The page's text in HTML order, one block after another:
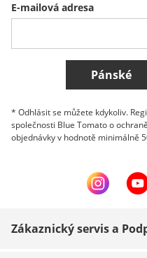
Belgique (Français)
E-mailová adresa
Pánské
* Odhlásit se můžete kdykoliv.
společnosti Blue Tomato o
objednávky v hodnotě minimálně
Zákaznický servis a